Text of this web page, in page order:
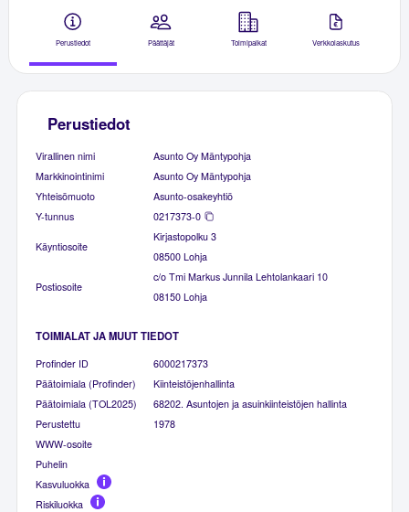
Perustiedot Päättäjät Toimipaikat Verkkolaskutus
Perustiedot
Virallinen nimi
Asunto Oy Mäntypohja
Markkinointinimi
Asunto Oy Mäntypohja
Yhteisömuoto
Asunto-osakeyhtiö
Y-tunnus
0217373-0
Käyntiosoite
Kirjastopolku 3
08500 Lohja
Postiosoite
c/o Tmi Markus Junnila Lehtolankaari 10
08150 Lohja
TOIMIALAT JA MUUT TIEDOT
Profinder ID
6000217373
Päätoimiala (Profinder)
Kiinteistöjenhallinta
Päätoimiala (TOL2025)
68202. Asuntojen ja asuinkiinteistöjen hallinta
Perustettu
1978
WWW-osoite
Puhelin
Kasvuluokka
Riskiluokka